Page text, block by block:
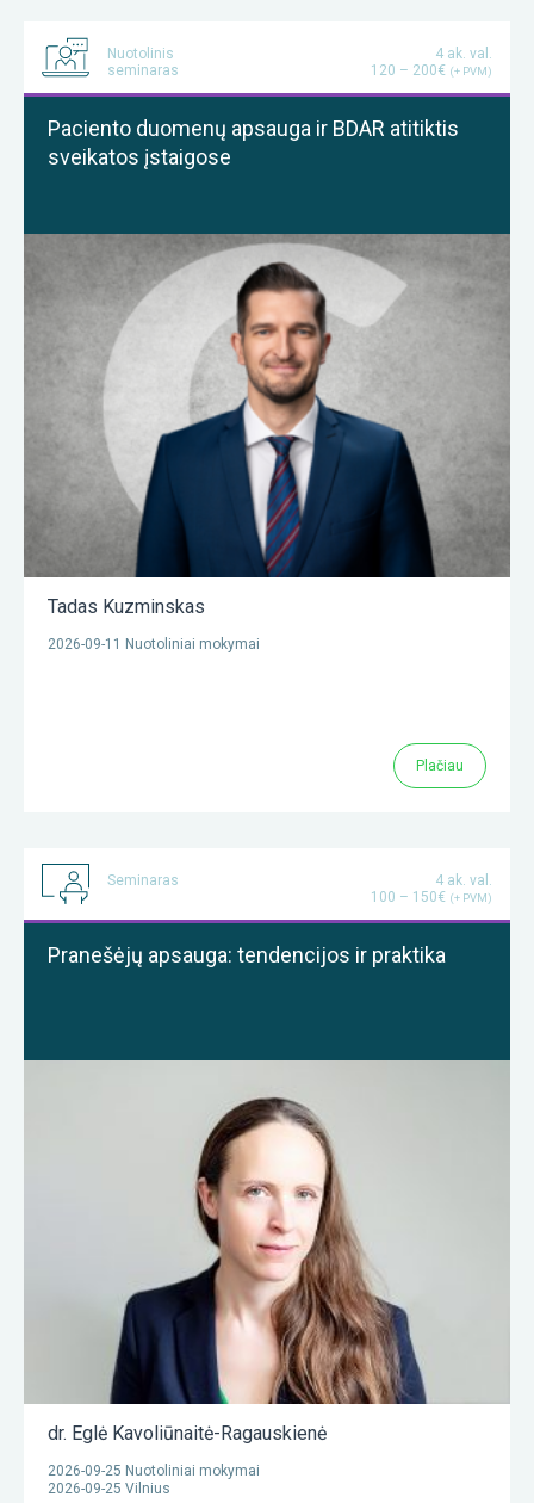
Nuotolinis
seminaras
4 ak. val.
120 – 200€ (+ PVM)
Paciento duomenų apsauga ir BDAR atitiktis
sveikatos įstaigose
Tadas Kuzminskas
2026-09-11 Nuotoliniai mokymai
Plačiau
Seminaras
4 ak. val.
100 – 150€ (+ PVM)
Pranešėjų apsauga: tendencijos ir praktika
dr. Eglė Kavoliūnaitė-Ragauskienė
2026-09-25 Nuotoliniai mokymai
2026-09-25 Vilnius